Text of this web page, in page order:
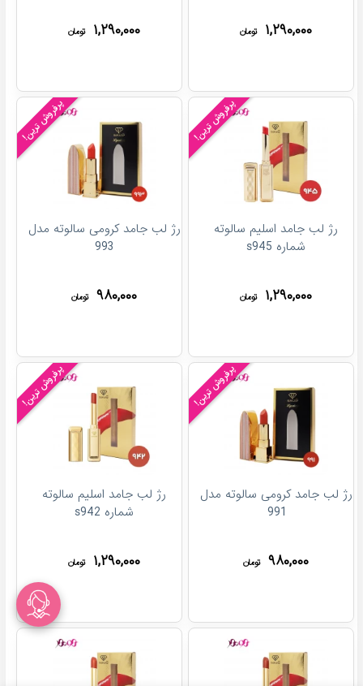
۱,۲۹۰,۰۰۰ تومان ۱,۲۹۰,۰۰۰ تومان
پرفروش ترین!
رژ لب جامد اسلیم سالوته
شماره s945
۱,۲۹۰,۰۰۰ تومان
پرفروش ترین!
رژ لب جامد کرومی سالوته مدل
993
۹۸۰,۰۰۰ تومان
پرفروش ترین!
رژ لب جامد کرومی سالوته مدل
991
۹۸۰,۰۰۰ تومان
پرفروش ترین!
رژ لب جامد اسلیم سالوته
شماره s942
۱,۲۹۰,۰۰۰ تومان